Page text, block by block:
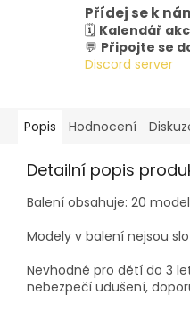
Přídej se k
🗓️ Kalendář
💬 Připojte se
Discord server
Popis Hodnocení
Detailní popis
Balení obsahuje: 20
Modely v balení nejsou
Nevhodné pro dětí do 3
nebezpečí udušení,